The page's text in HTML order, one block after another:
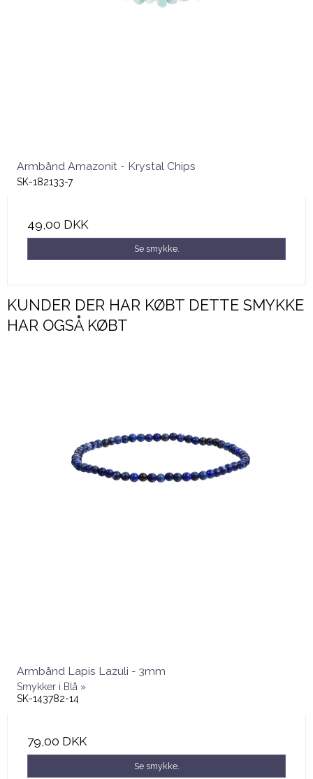
Armbånd Amazonit - Krystal Chips
SK-182133-7
49,00 DKK
Se smykke.
KUNDER DER HAR KØBT DETTE SMYKKE
HAR OGSÅ KØBT
Armbånd Lapis Lazuli - 3mm
Smykker i Blå »
SK-143782-14
79,00 DKK
Se smykke.